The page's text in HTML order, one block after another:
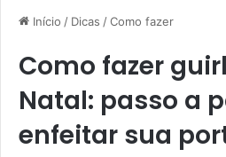
Início / Dicas /Como fazer
Como fazer
Natal: passo a
enfeitar sua